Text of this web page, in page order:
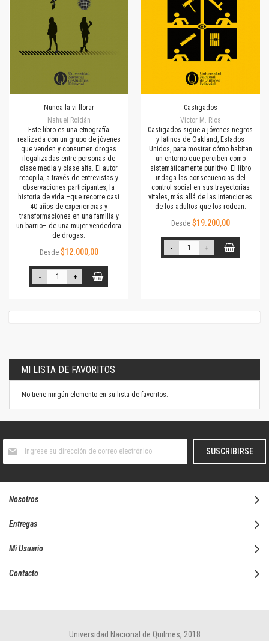
Nunca la vi llorar
Nahuel Roldán
Este libro es una etnografía
realizada con un grupo de jóvenes
que venden y consumen drogas
ilegalizadas entre personas de
clase media y clase alta. El autor
recopila, a través de entrevistas y
observaciones participantes, la
historia de vida –que recorre casi
40 años de experiencias y
transformaciones en una familia y
un barrio– de una mujer vendedora
de drogas.
Desde $12.000,00
- +
Castigados
Victor M. Rios
Castigados sigue a jóvenes negros
y latinos de Oakland, Estados
Unidos, para mostrar cómo habitan
un entorno que perciben como
sistemáticamente punitivo. El libro
indaga las consecuencias del
control social en sus trayectorias
vitales, más allá de las intenciones
de los adultos que los rodean.
Desde $19.200,00
- +
MI LISTA DE FAVORITOS
No tiene ningún elemento en su lista de favoritos.
boletín
SUSCRIBIRSE
Nosotros
Entregas
Mi Usuario
Contacto
Universidad Nacional de Quilmes, 2018